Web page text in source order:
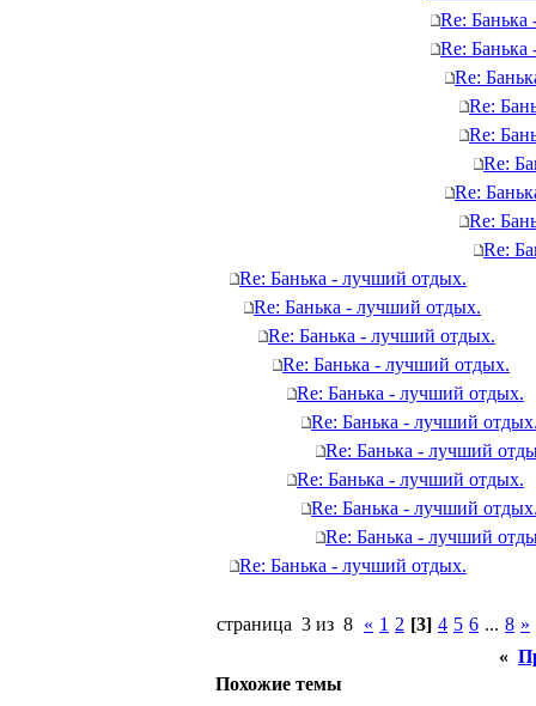
Re:
Re:
Re:
Re:
Re:
Re:
Re:
Re:
Re:
Re: Банька - лучший отдых.
Re: Банька - лучший отдых.
Re: Банька - лучший отдых.
Re: Банька - лучший отдых.
Re: Банька - лучший отдых.
Re: Банька - лучший
Re: Банька - лучший
Re: Банька - лучший отдых.
Re: Банька - лучший
Re: Банька - лучший
Re: Банька - лучший отдых.
страница 3 из 8 « 1 2 [3] 4 5 6 ... 8 »
«
Похожие темы